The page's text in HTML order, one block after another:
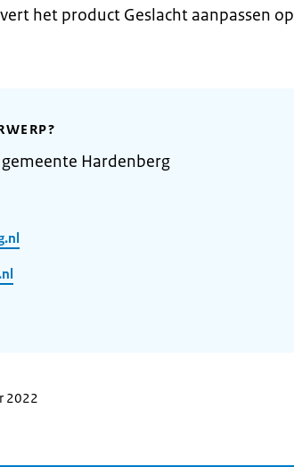
het product Geslacht aanpassen op
Hardenberg
2022